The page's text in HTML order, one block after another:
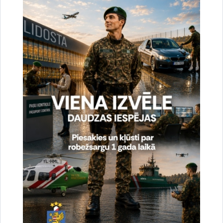
Noslēgušās Valsts robežsardzes organizētas
starptautiskās operatīvi - taktiskās mācības
“RONIS 2026”
27.07.2026. Sabiedriskie pasākumi
2026. gada 6. augusts uz valsts robežas un
valsts iekšienē
07.08.2026. Statistika
2026. gada 5. augusts uz valsts robežas un